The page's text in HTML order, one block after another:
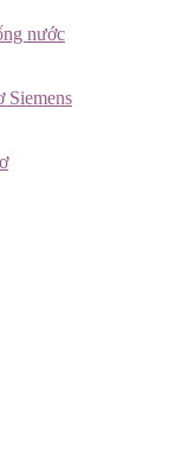
nước
Siemens